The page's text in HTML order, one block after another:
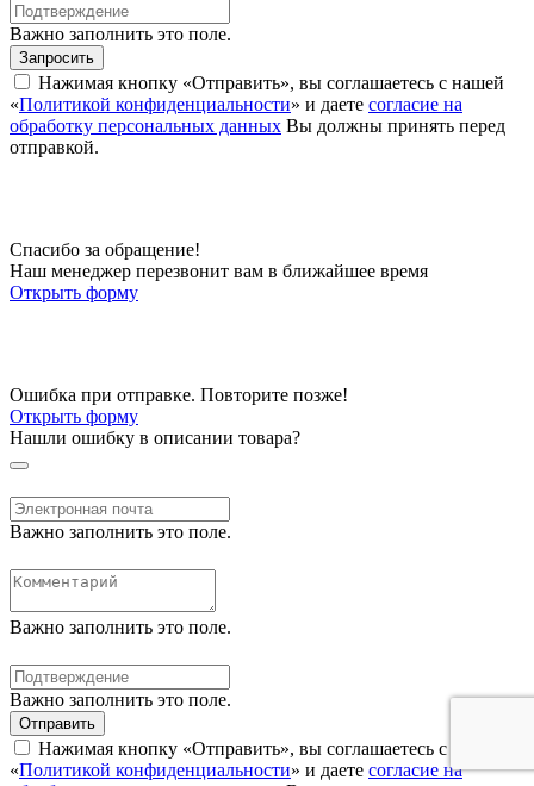
Важно заполнить это поле.
Запросить
Нажимая кнопку «Отправить», вы соглашаетесь с нашей
«Политикой конфиденциальности» и даете согласие на
обработку персональных данных Вы должны принять перед
отправкой.
Спасибо за обращение!
Наш менеджер перезвонит вам в ближайшее время
Открыть форму
Ошибка при отправке. Повторите позже!
Открыть форму
Нашли ошибку в описании товара?
Важно заполнить это поле.
Важно заполнить это поле.
Важно заполнить это поле.
Отправить
Нажимая кнопку «Отправить», вы соглашаетесь с нашей
«Политикой конфиденциальности» и даете согласие на